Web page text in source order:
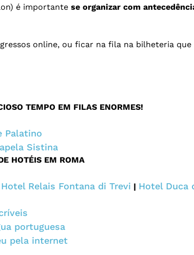
é importante se organizar com
online, ou ficar na fila na bilheteria
TEMPO EM FILAS ENORMES!
Palatino
Sistina
HOTÉIS EM ROMA
Hotel Relais Fontana di Trevi | Hotel Duca
portuguesa
pela internet